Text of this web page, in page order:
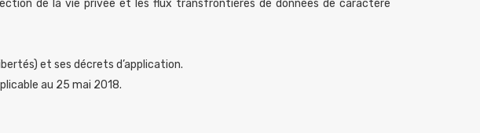
de la vie privée et les flux transfrontières de données de caractère
et ses décrets d’application.
au 25 mai 2018.